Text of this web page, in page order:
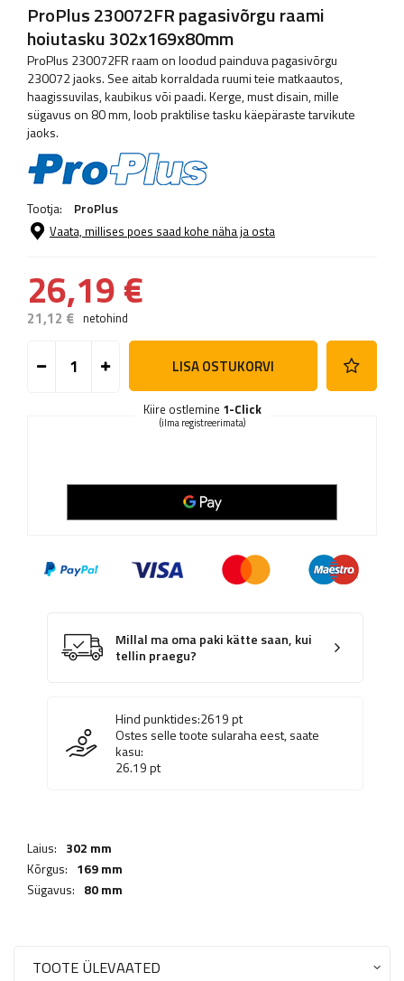
ProPlus 230072FR pagasivõrgu raami
hoiutasku 302x169x80mm
ProPlus 230072FR raam on loodud painduva pagasivõrgu
230072 jaoks. See aitab korraldada ruumi teie matkaautos,
haagissuvilas, kaubikus või paadi. Kerge, must disain, mille
sügavus on 80 mm, loob praktilise tasku käepäraste tarvikute
jaoks.
Tootja: ProPlus
Vaata, millises poes saad kohe näha ja osta
26,19 €
21,12 € netohind
LISA OSTUKORVI
Kiire ostlemine 1-Click
(ilma registreerimata)
Millal ma oma paki kätte saan, kui
tellin praegu?
Hind punktides:2619pt
Ostes selle toote sularaha eest, saate
kasu:
26.19pt
Laius: 302 mm
Kõrgus: 169 mm
Sügavus: 80 mm
TOOTE ÜLEVAATED